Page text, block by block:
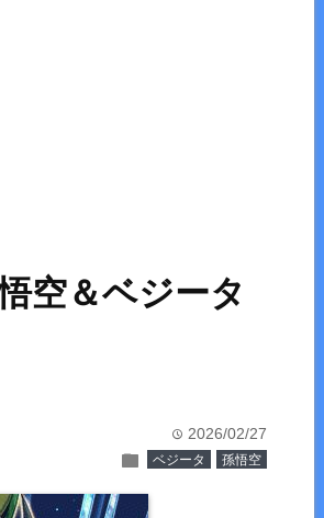
空＆ベジータ
time 2026/02/27
folder ベジータ 孫悟空